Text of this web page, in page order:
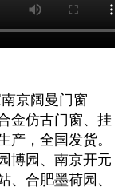
京阔曼门窗
金仿古门窗、挂
产，全国发货。
博园、南京开元
、合肥墨荷园、